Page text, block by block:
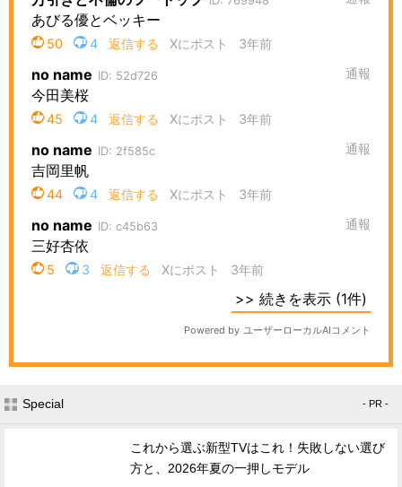
Special - PR -
これから選ぶ新型TVはこれ！失敗しない選び
方と、2026年夏の一押しモデル